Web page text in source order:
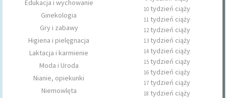
Edukacja i wychowanie
Ginekologia
Gry i zabawy
Higiena i pielęgnacja
Laktacja i karmienie
Moda i Uroda
Nianie, opiekunki
Niemowlęta
10 tydzień ciąży
11 tydzień ciąży
12tydzień ciąży
13 tydzień ciąży
14 tydzień ciąży
15 tydzień ciąży
16 tydzień ciąży
17 tydzień ciąży
18 tydzień ciąży